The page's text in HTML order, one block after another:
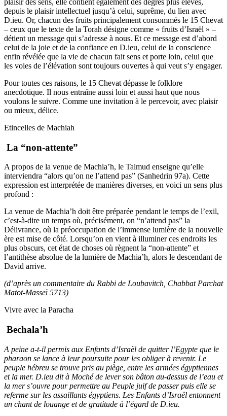
plaisir des sens, elle contient également des degrés plus élevés,
depuis le plaisir intellectuel jusqu’à celui, suprême, du lien avec
D.ieu. Or, chacun des fruits principalement consommés le 15 Chevat
– ceux que le texte de la Torah désigne comme « fruits d’Israël » –
détient un message qui s’adresse à nous. Et ce message est d’abord
celui de la joie et de la confiance en D.ieu, celui de la conscience
enfin révélée que la vie de chacun fait sens et porte loin, celui que
les voies de l’élévation sont toujours ouvertes à qui veut s’y engager.
Pour toutes ces raisons, le 15 Chevat dépasse le folklore
anecdotique. Il nous entraîne aussi loin et aussi haut que nous
voulons le suivre. Comme une invitation à le percevoir, avec plaisir
ou mieux, délice.
Etincelles de Machiah
La “non-attente”
A propos de la venue de Machia’h, le Talmud enseigne qu’elle
interviendra “alors qu’on ne l’attend pas” (Sanhedrin 97a). Cette
expression est interprétée de manières diverses, en voici un sens plus
profond :
La venue de Machia’h doit être préparée pendant le temps de l’exil,
c’est-à-dire un temps où, précisément, on “n’attend pas” la
Délivrance, où la préoccupation de l’immense lumière de la nouvelle
ère est mise de côté. Lorsqu’on en vient à illuminer ces endroits les
plus obscurs, cet état de choses où règnent la “non-attente” et
l’antithèse absolue de la lumière de Machia’h, alors le descendant de
David arrive.
(d’après un commentaire du Rabbi de Loubavitch, Chabbat Parchat
Matot-Masseï 5713)
Vivre avec la Paracha
Bechala’h
A peine a-t-il permis aux Enfants d’Israël de quitter l’Egypte que le
pharaon se lance à leur poursuite pour les obliger à revenir. Le
peuple hébreu se trouve pris au piège, entre les armées égyptiennes
et la mer. D.ieu dit à Moché de lever son bâton au-dessus de l’eau et
la mer s’ouvre pour permettre au Peuple juif de passer puis elle se
referme sur les assaillants égyptiens. Les Enfants d’Israël entonnent
un chant de louange et de gratitude à l’égard de D.ieu.